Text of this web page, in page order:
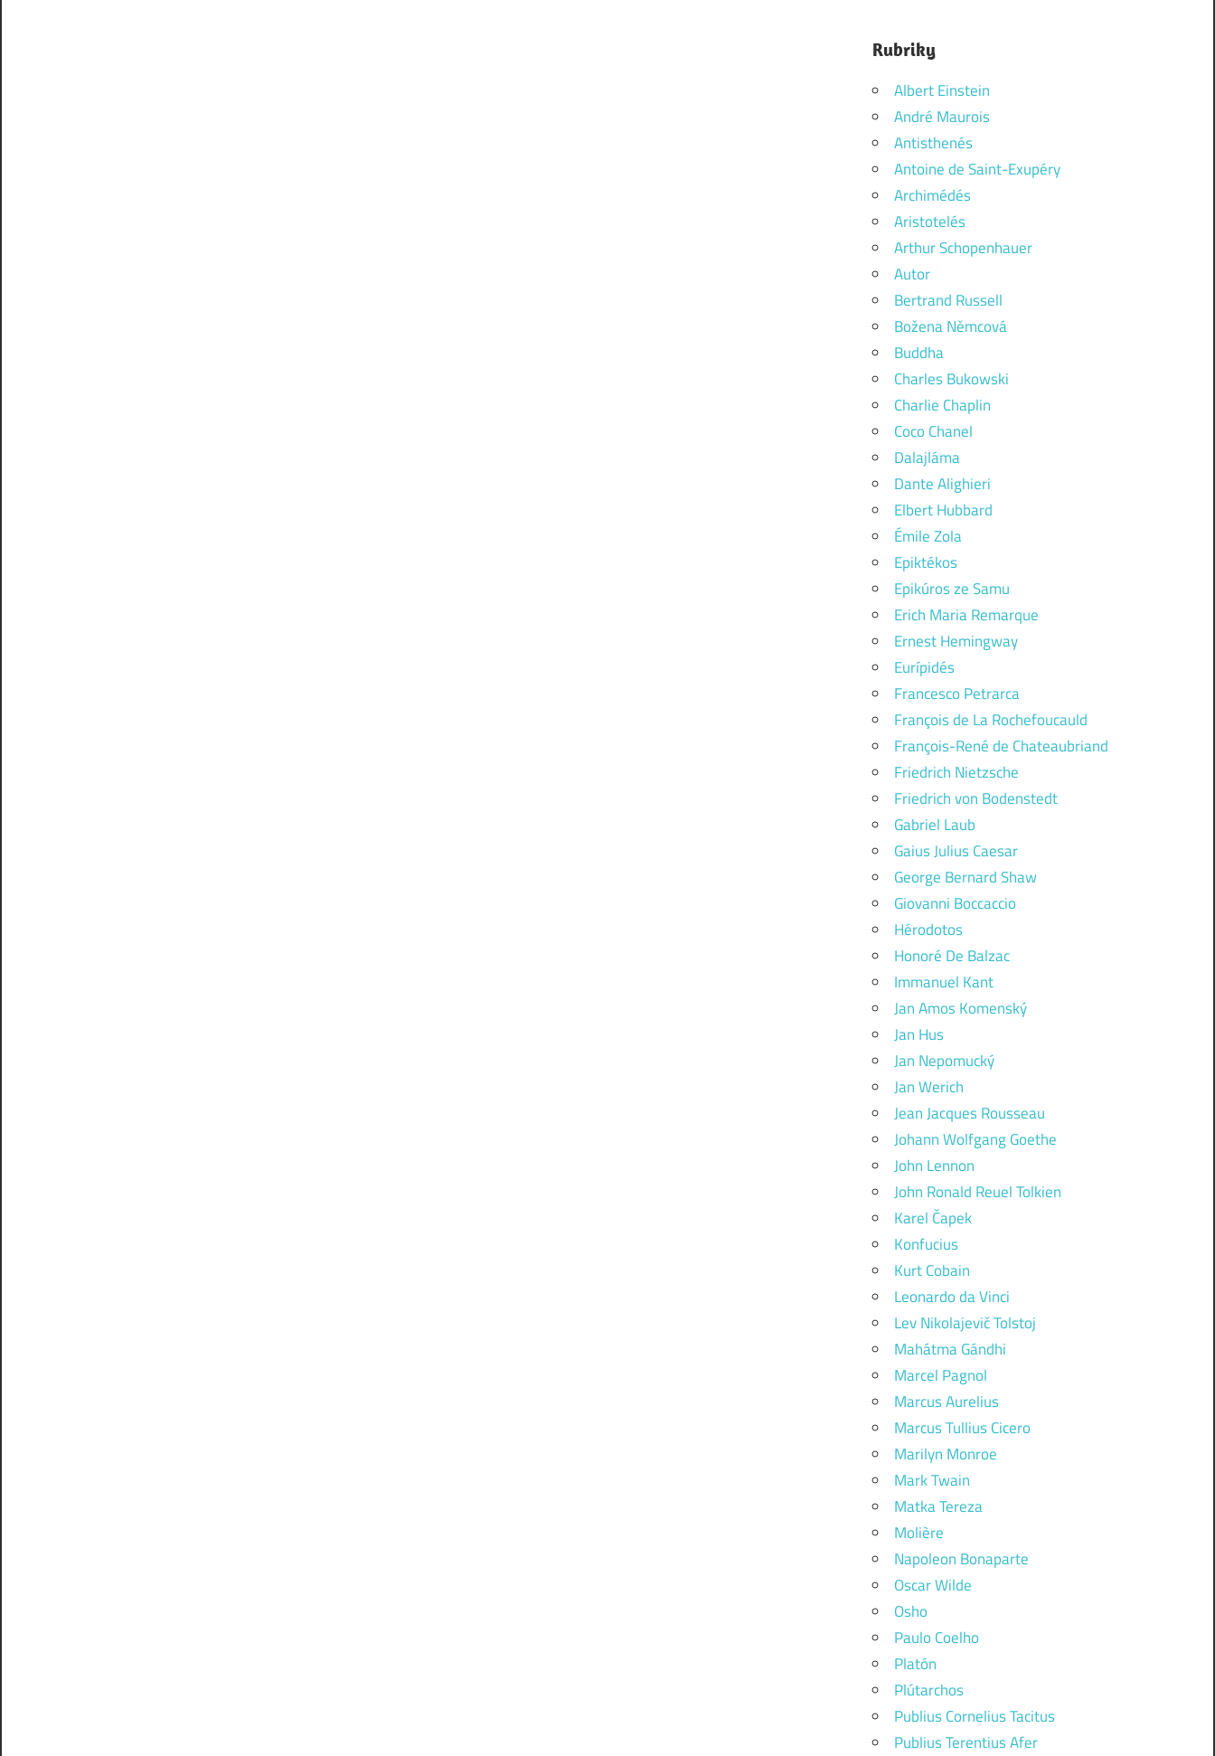
Rubriky
Albert Einstein
André Maurois
Antisthenés
Antoine de Saint-Exupéry
Archimédés
Aristotelés
Arthur Schopenhauer
Autor
Bertrand Russell
Božena Němcová
Buddha
Charles Bukowski
Charlie Chaplin
Coco Chanel
Dalajláma
Dante Alighieri
Elbert Hubbard
Émile Zola
Epiktékos
Epikúros ze Samu
Erich Maria Remarque
Ernest Hemingway
Eurípidés
Francesco Petrarca
François de La Rochefoucauld
François-René de Chateaubriand
Friedrich Nietzsche
Friedrich von Bodenstedt
Gabriel Laub
Gaius Julius Caesar
George Bernard Shaw
Giovanni Boccaccio
Hérodotos
Honoré De Balzac
Immanuel Kant
Jan Amos Komenský
Jan Hus
Jan Nepomucký
Jan Werich
Jean Jacques Rousseau
Johann Wolfgang Goethe
John Lennon
John Ronald Reuel Tolkien
Karel Čapek
Konfucius
Kurt Cobain
Leonardo da Vinci
Lev Nikolajevič Tolstoj
Mahátma Gándhi
Marcel Pagnol
Marcus Aurelius
Marcus Tullius Cicero
Marilyn Monroe
Mark Twain
Matka Tereza
Molière
Napoleon Bonaparte
Oscar Wilde
Osho
Paulo Coelho
Platón
Plútarchos
Publius Cornelius Tacitus
Publius Terentius Afer